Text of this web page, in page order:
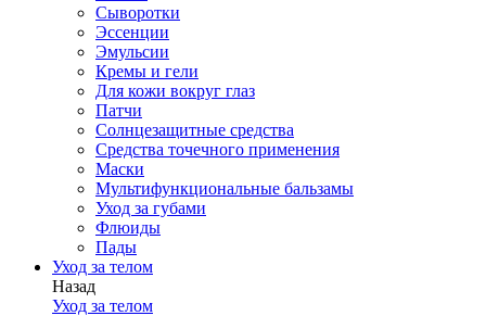
Сыворотки
Эссенции
Эмульсии
Кремы и гели
Для кожи вокруг глаз
Патчи
Солнцезащитные средства
Средства точечного применения
Маски
Мультифункциональные бальзамы
Уход за губами
Флюиды
Пады
Уход за телом
Назад
Уход за телом